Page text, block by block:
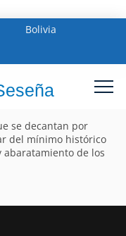
Bolivia
se decantan por
del mínimo histórico
abaratamiento de los